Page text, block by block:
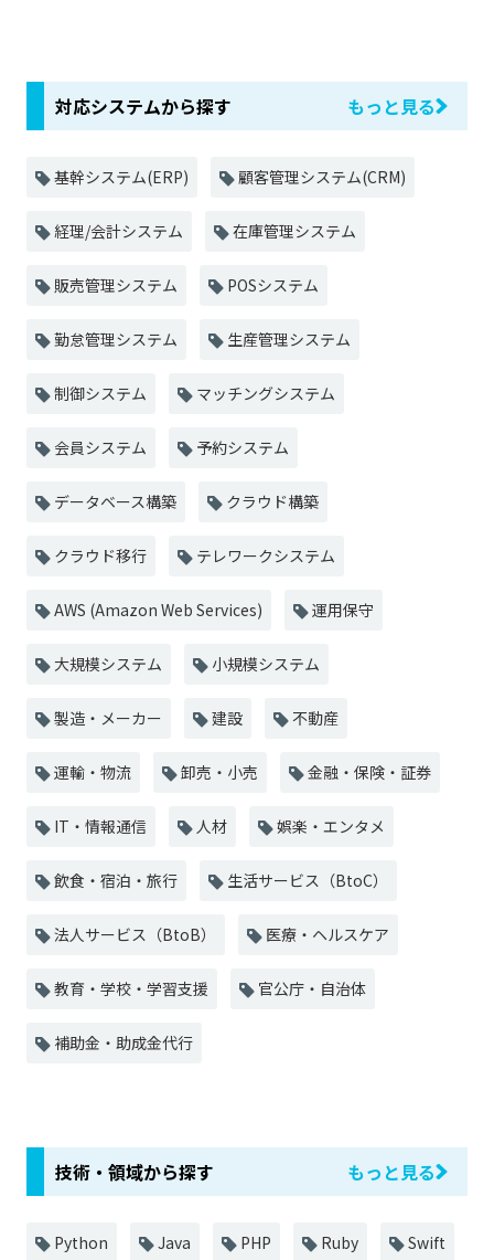
対応システムから探す もっと見る
基幹システム(ERP) 顧客管理システム(CRM)
経理/会計システム 在庫管理システム
販売管理システム POSシステム
勤怠管理システム 生産管理システム
制御システム マッチングシステム
会員システム 予約システム
データベース構築 クラウド構築
クラウド移行 テレワークシステム
AWS (Amazon Web Services) 運用保守
大規模システム 小規模システム
製造・メーカー 建設 不動産
運輸・物流 卸売・小売 金融・保険・証券
IT・情報通信 人材 娯楽・エンタメ
飲食・宿泊・旅行 生活サービス（BtoC）
法人サービス（BtoB） 医療・ヘルスケア
教育・学校・学習支援 官公庁・自治体
補助金・助成金代行
技術・領域から探す もっと見る
Python Java PHP Ruby Swift